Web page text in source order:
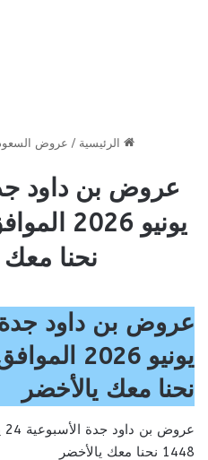
الرئيسية / عروض
نحنا معك
نحنا معك يالأخضر
1448 نحنا معك يالأخضر